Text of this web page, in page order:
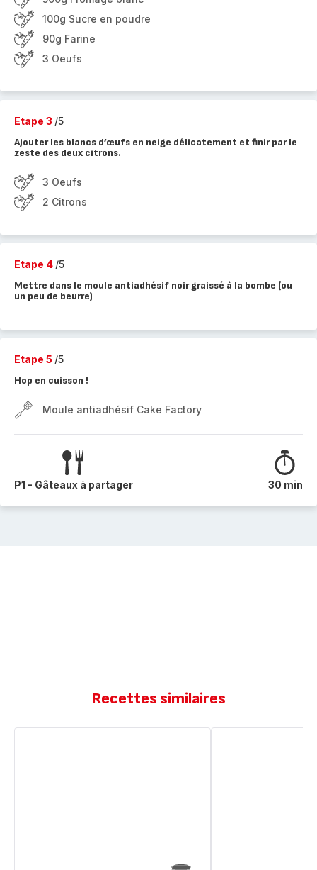
100g Sucre en poudre
90g Farine
3 Oeufs
Etape 3 /5
Ajouter les blancs d’œufs en neige délicatement et finir par le
zeste des deux citrons.
3 Oeufs
2 Citrons
Etape 4 /5
Mettre dans le moule antiadhésif noir graissé à la bombe (ou
un peu de beurre)
Etape 5 /5
Hop en cuisson !
Moule antiadhésif Cake Factory
P1 - Gâteaux à partager 30 min
Recettes similaires